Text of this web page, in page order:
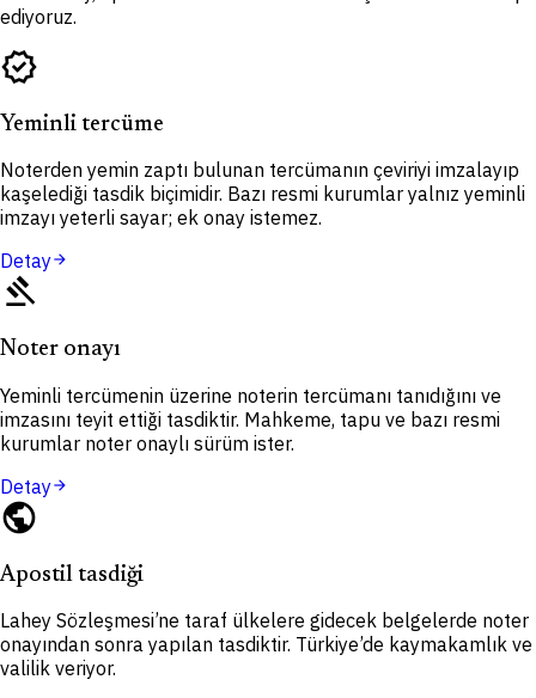
ediyoruz.
verified
Yeminli tercüme
Noterden yemin zaptı bulunan tercümanın çeviriyi imzalayıp
kaşelediği tasdik biçimidir. Bazı resmi kurumlar yalnız yeminli
imzayı yeterli sayar; ek onay istemez.
Detayarrow_forward
gavel
Noter onayı
Yeminli tercümenin üzerine noterin tercümanı tanıdığını ve
imzasını teyit ettiği tasdiktir. Mahkeme, tapu ve bazı resmi
kurumlar noter onaylı sürüm ister.
Detayarrow_forward
public
Apostil tasdiği
Lahey Sözleşmesi’ne taraf ülkelere gidecek belgelerde noter
onayından sonra yapılan tasdiktir. Türkiye’de kaymakamlık ve
valilik veriyor.